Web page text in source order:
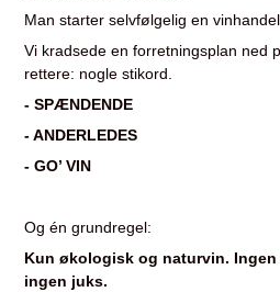
Man starter selvfølgelig en vinhandel.
Vi kradsede en forretningsplan ned
rettere: nogle stikord.
- SPÆNDENDE
- ANDERLEDES
- GO’ VIN
Og én grundregel:
Kun økologisk og naturvin.
ingen juks.